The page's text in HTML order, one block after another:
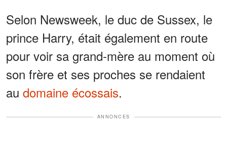
Selon Newsweek, le duc de Sussex, le
prince Harry, était également en route
pour voir sa grand-mère au moment où
son frère et ses proches se rendaient
au domaine écossais.
ANNONCES